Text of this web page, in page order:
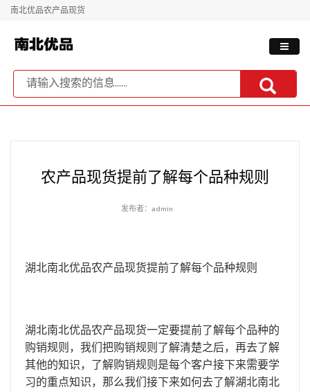
南北优品农产品现货
农产品现货提前了解每个品种规则
发布者：admin
湖北南北优品农产品现货提前了解每个品种规则
湖北南北优品农产品现货一定要提前了解每个品种的
购销规则，我们把购销规则了解清楚之后，再去了解
其他的知识，了解购销规则是每个客户接下来需要学
习的重点知识，那么我们接下来如何去了解湖北南北